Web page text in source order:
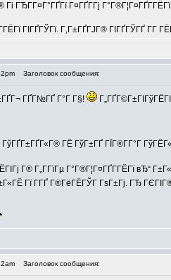
ГЂГ­Г¤Г°ГҐГї Г¤ГҐГ­Гј
ГІГҐГЎГї. Г‚Г±ГҐГЈГ® ГІГҐГЎГҐ Г­Г
Заголовок сообщения:
ГҐГ№ГҐ Г°Г Г§!
ГЁ ГўГ±ГҐ ГЇГ®Г­Г°Г
Г® Г„Г­ГїГµ Г°Г®Г¦Г¤ГҐГ­ГЁГї вЂ“
Гї Г­ГҐ Г®ГёГЁГЎГ ГѕГ±Гј. ГЂ
Заголовок сообщения: